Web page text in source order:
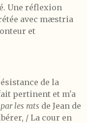
Une réflexion
avec mæstria
et
de la
pertinent et m'a
les rats de Jean de
/ La cour en